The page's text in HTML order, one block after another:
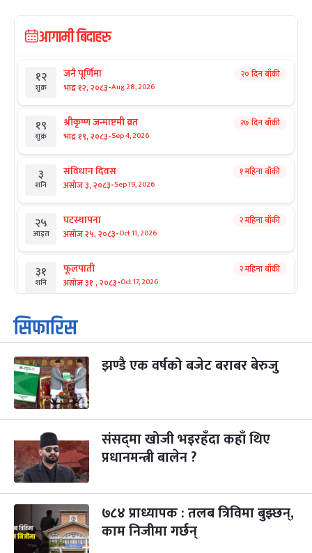
आगामी बिदाहरु
१२
शुक्र
जनै पूर्णिमा
भाद्र १२, २०८३-Aug 28, 2026
२० दिन बाँकी
१९
शुक्र
श्रीकृष्ण जन्माष्टमी व्रत
भाद्र १९, २०८३-Sep 4, 2026
२७ दिन बाँकी
३
शनि
संविधान दिवस
असोज ३, २०८३-Sep 19, 2026
१ महिना बाँकी
२५
आइत
घटस्थापना
असोज २५, २०८३-Oct 11, 2026
२ महिना बाँकी
३१
शनि
फूलपाती
असोज ३१ , २०८३-Oct 17, 2026
२ महिना बाँकी
१
आइत
कार्तिक सङ्क्रान्ति
कार्तिक १, २०८३
३
मंगल
महानवमी
कार्तिक ३, २०८३
२ महिना बाँकी
४
कार्तिक ४, २०८३ Oct 21, 2026
५
बिहि
पापा‌ङ्कुशा एकादशी व्रत
कार्तिक ५, २०८३
२२
आइत
कुकुर तिहार
कार्तिक २२, २०८३-Nov 8, 2026
३ महिना बाँकी
सिफारिस
झण्डै एक वर्षको बजेट बराबर बेरुजु
संसद्‌मा खोजी भइरहँदा कहाँ थिए
प्रधानमन्त्री बालेन ?
७८४ प्राध्यापक : तलब त्रिविमा बुझ्छन्,
काम निजीमा गर्छन्